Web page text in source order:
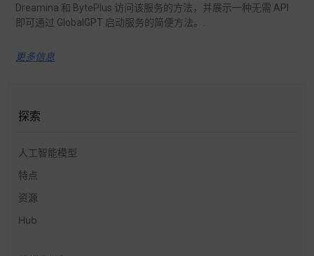
Dreamina 和 BytePlus 访问该服务的方法，并展示一种无需 API
即可通过 GlobalGPT 启动服务的简便方法。.
更多信息
探索
人工智能模型
特点
资源
Hub